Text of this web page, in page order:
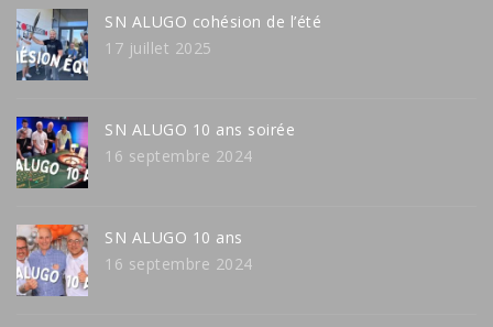
SN ALUGO cohésion de l’été
17 juillet 2025
SN ALUGO 10 ans soirée
16 septembre 2024
SN ALUGO 10 ans
16 septembre 2024